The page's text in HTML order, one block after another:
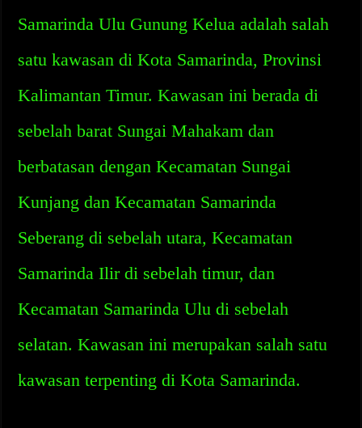
Samarinda Ulu Gunung Kelua adalah salah
satu kawasan di Kota Samarinda, Provinsi
Kalimantan Timur. Kawasan ini berada di
sebelah barat Sungai Mahakam dan
berbatasan dengan Kecamatan Sungai
Kunjang dan Kecamatan Samarinda
Seberang di sebelah utara, Kecamatan
Samarinda Ilir di sebelah timur, dan
Kecamatan Samarinda Ulu di sebelah
selatan. Kawasan ini merupakan salah satu
kawasan terpenting di Kota Samarinda.